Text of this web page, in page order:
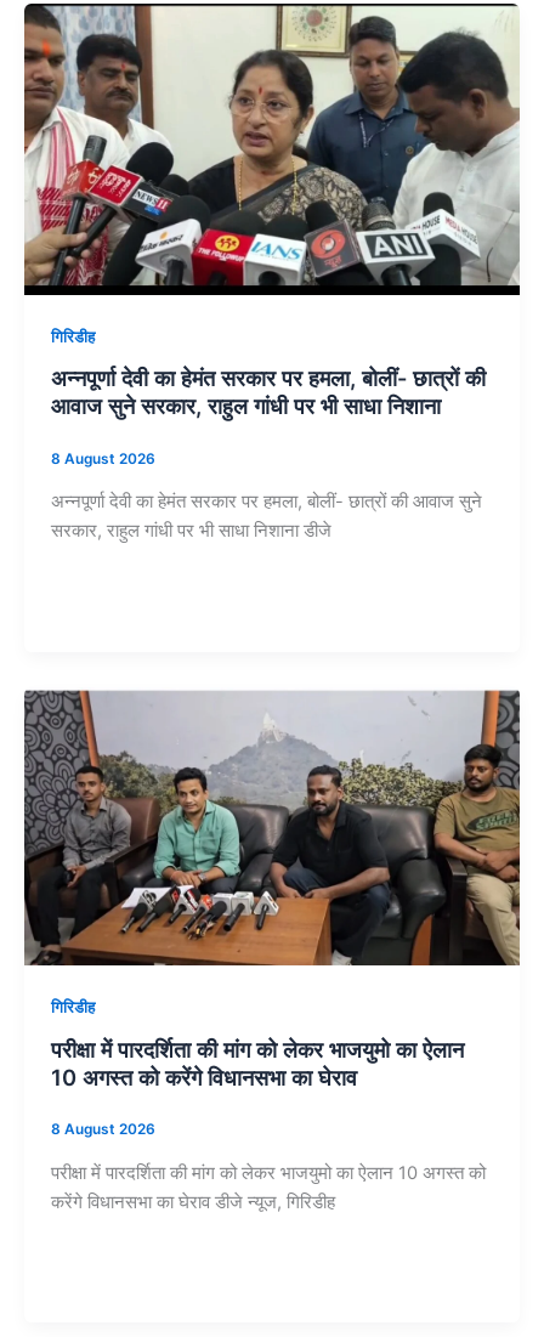
गिरिडीह
अन्नपूर्णा देवी का हेमंत सरकार पर हमला, बोलीं- छात्रों की
आवाज सुने सरकार, राहुल गांधी पर भी साधा निशाना
8 August 2026
अन्नपूर्णा देवी का हेमंत सरकार पर हमला, बोलीं- छात्रों की आवाज सुने
सरकार, राहुल गांधी पर भी साधा निशाना डीजे
गिरिडीह
परीक्षा में पारदर्शिता की मांग को लेकर भाजयुमो का ऐलान
10 अगस्त को करेंगे विधानसभा का घेराव
8 August 2026
परीक्षा में पारदर्शिता की मांग को लेकर भाजयुमो का ऐलान 10 अगस्त को
करेंगे विधानसभा का घेराव डीजे न्यूज, गिरिडीह